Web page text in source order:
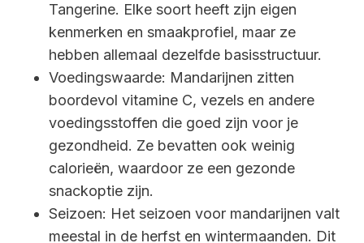
Tangerine. Elke soort heeft zijn eigen
kenmerken en smaakprofiel, maar ze
hebben allemaal dezelfde basisstructuur.
Voedingswaarde: Mandarijnen zitten
boordevol vitamine C, vezels en andere
voedingsstoffen die goed zijn voor je
gezondheid. Ze bevatten ook weinig
calorieën, waardoor ze een gezonde
snackoptie zijn.
Seizoen: Het seizoen voor mandarijnen valt
meestal in de herfst en wintermaanden. Dit